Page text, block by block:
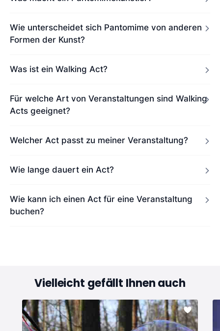
Wie unterscheidet sich Pantomime von anderen
Formen der Kunst?
Was ist ein Walking Act?
Für welche Art von Veranstaltungen sind Walking
Acts geeignet?
Welcher Act passt zu meiner Veranstaltung?
Wie lange dauert ein Act?
Wie kann ich einen Act für eine Veranstaltung
buchen?
Vielleicht gefällt Ihnen auch